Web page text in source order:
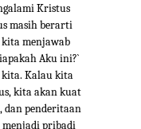
Kristus
masih berarti
menjawab
Aku ini?`
kita. Kalau kita
kita akan kuat
dan penderitaan
menjadi pribadi